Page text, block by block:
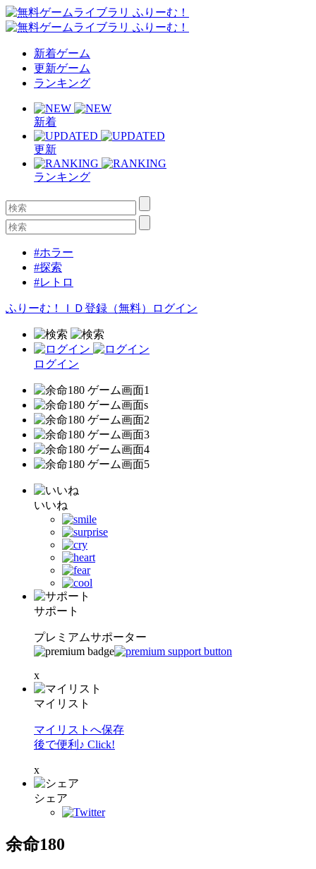
新着ゲーム
更新ゲーム
ランキング
新着
更新
ランキング
#ホラー
#探索
#レトロ
ふりーむ！ＩＤ登録（無料） ログイン
ログイン
いいね
サポート
プレミアムサポーター
x
マイリスト
マイリストへ保存
後で便利♪ Click!
x
シェア
余命180